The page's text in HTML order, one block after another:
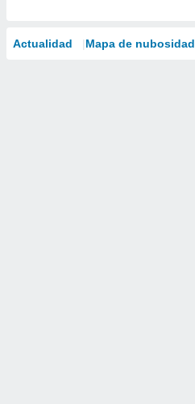
Actualidad Mapa de nubosidad